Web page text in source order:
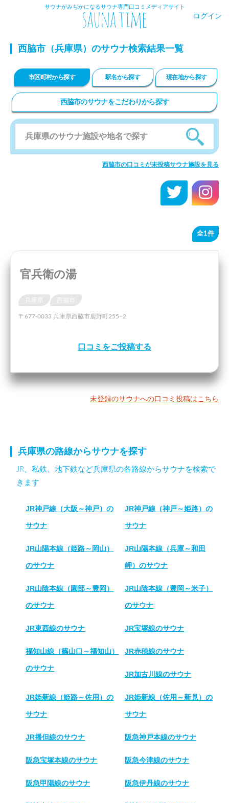
サウナがみぢかになるサウナ専門口コミメディアサイト
ログイン
西脇市 （兵庫県）のサウナ検索結果一覧
市区町村から探す 駅名から探す 現在地から探す
西脇市のサウナをこだわりから探す
西脇市の口コミが未投稿サウナ施設を見る
全1件
官兵衛の湯
西脇市
〒677-0033 兵庫県西脇市鹿野町255−2
口コミをご投稿する
未登録のサウナへの口コミ投稿はこちら
兵庫県の路線からサウナを探す
JR、私鉄、地下鉄など兵庫県の各路線からサウナを検索で
きます
JR神戸線（大阪～神戸）の
サウナ
JR神戸線（神戸～姫路）の
サウナ
JR山陽本線（姫路～岡山）
のサウナ
JR山陽本線（兵庫～和田
岬）のサウナ
JR山陰本線（園部～豊岡）
のサウナ
JR山陰本線（豊岡～米子）
のサウナ
JR東西線のサウナ JR宝塚線のサウナ
福知山線（篠山口～福知山）
のサウナ
JR赤穂線のサウナ
JR加古川線のサウナ
JR姫新線（姫路～佐用）の
サウナ
JR姫新線（佐用～新見）の
サウナ
JR播但線のサウナ 阪急神戸本線のサウナ
阪急宝塚本線のサウナ 阪急今津線のサウナ
阪急甲陽線のサウナ 阪急伊丹線のサウナ